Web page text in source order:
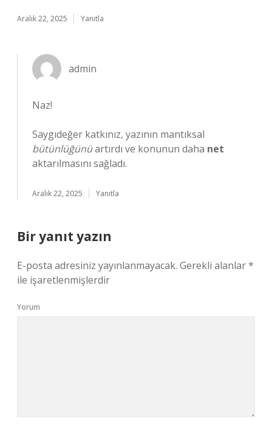
Aralık 22, 2025 Yanıtla
admin
Naz!
Saygıdeğer katkınız, yazının mantıksal
bütünlüğünüartırdı ve konunun daha net
aktarılmasını sağladı.
Aralık 22, 2025 Yanıtla
Bir yanıt yazın
E-posta adresiniz yayınlanmayacak. Gerekli alanlar*
ile işaretlenmişlerdir
Yorum